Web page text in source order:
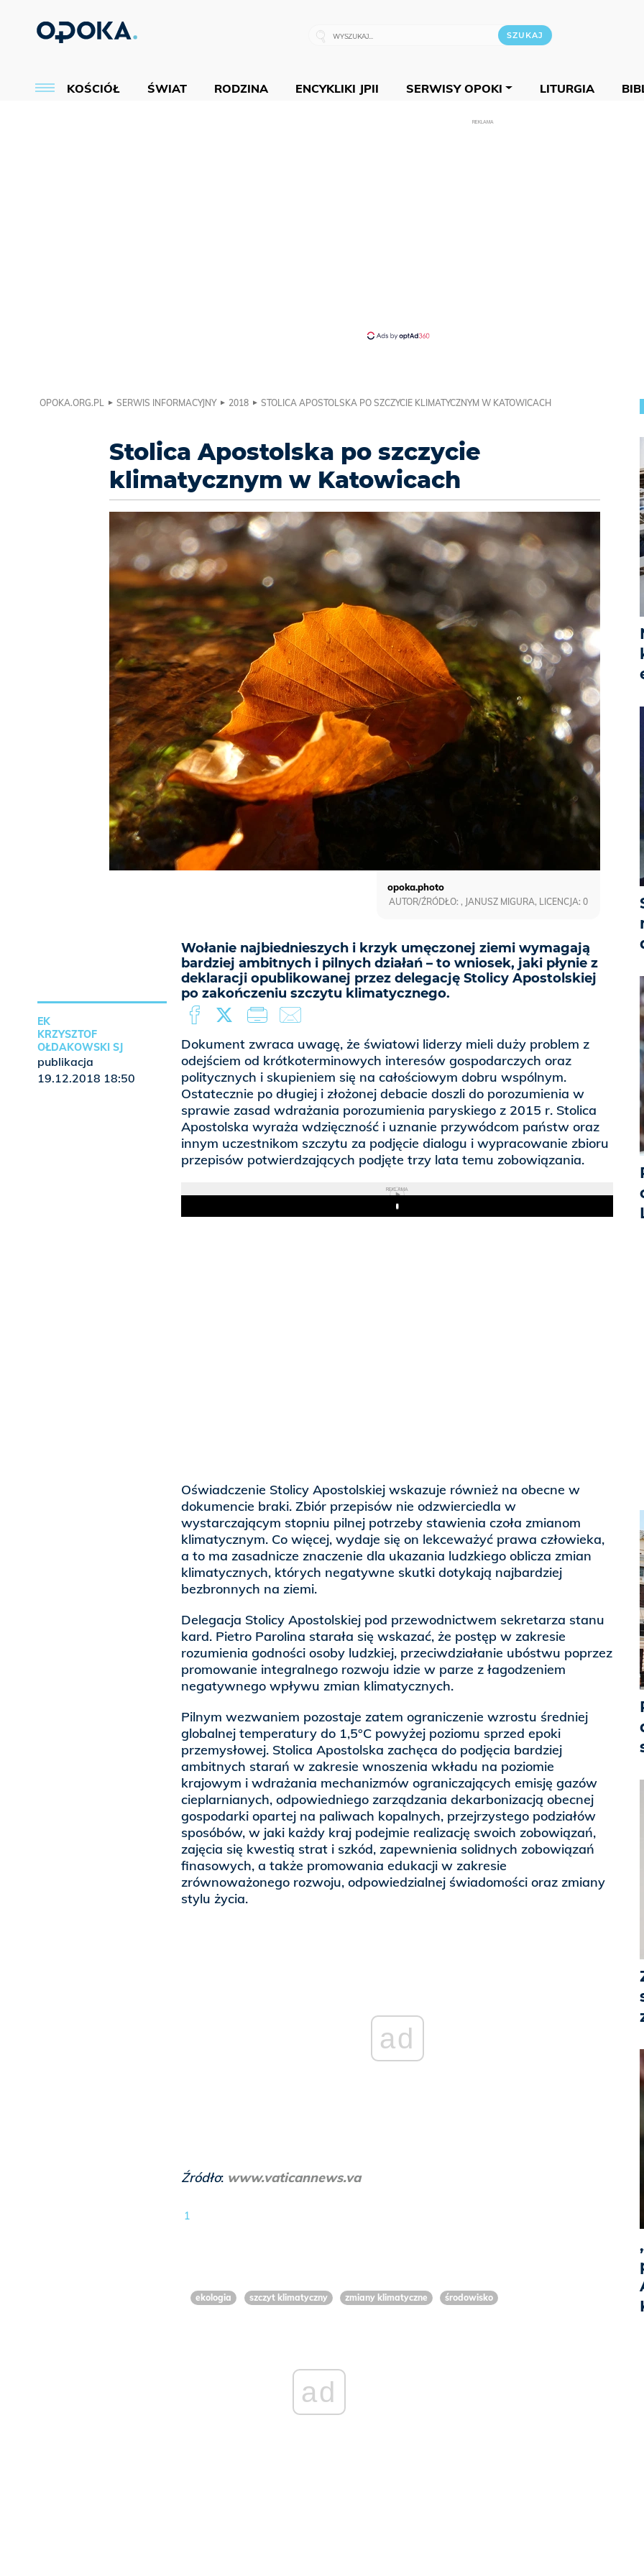
KOŚCIÓŁ ŚWIAT RODZINA ENCYKLIKI JPII SERWISY OPOKI LITURGIA
REKLAMA
OPOKA.ORG.PL SERWIS INFORMACYJNY 2018 STOLICA APOSTOLSKA PO SZCZYCIE KLIMATYCZNYM W KATOWICACH
Stolica Apostolska po szczycie
klimatycznym w Katowicach
Wołanie najbiednieszych i krzyk umęczonej ziemi wymagają
bardziej ambitnych i pilnych działań – to wniosek, jaki płynie z
deklaracji opublikowanej przez delegację Stolicy Apostolskiej
po zakończeniu szczytu klimatycznego.
opoka.photo
AUTOR/ŹRÓDŁO: , JANUSZ MIGURA, LICENCJA: 0
Dokument zwraca uwagę, że światowi liderzy mieli duży problem z
odejściem od krótkoterminowych interesów gospodarczych oraz
politycznych i skupieniem się na całościowym dobru wspólnym.
Ostatecznie po długiej i złożonej debacie doszli do porozumienia w
sprawie zasad wdrażania porozumienia paryskiego z 2015 r. Stolica
Apostolska wyraża wdzięczność i uznanie przywódcom państw oraz
innym uczestnikom szczytu za podjęcie dialogu i wypracowanie zbioru
przepisów potwierdzających podjęte trzy lata temu zobowiązania.
REKLAMA
Play
Oświadczenie Stolicy Apostolskiej wskazuje również na obecne w
dokumencie braki. Zbiór przepisów nie odzwierciedla w
wystarczającym stopniu pilnej potrzeby stawienia czoła zmianom
klimatycznym. Co więcej, wydaje się on lekceważyć prawa człowieka,
a to ma zasadnicze znaczenie dla ukazania ludzkiego oblicza zmian
klimatycznych, których negatywne skutki dotykają najbardziej
bezbronnych na ziemi.
Delegacja Stolicy Apostolskiej pod przewodnictwem sekretarza stanu
kard. Pietro Parolina starała się wskazać, że postęp w zakresie
rozumienia godności osoby ludzkiej, przeciwdziałanie ubóstwu poprzez
promowanie integralnego rozwoju idzie w parze z łagodzeniem
negatywnego wpływu zmian klimatycznych.
Pilnym wezwaniem pozostaje zatem ograniczenie wzrostu średniej
globalnej temperatury do 1,5°C powyżej poziomu sprzed epoki
przemysłowej. Stolica Apostolska zachęca do podjęcia bardziej
ambitnych starań w zakresie wnoszenia wkładu na poziomie
krajowym i wdrażania mechanizmów ograniczających emisję gazów
cieplarnianych, odpowiedniego zarządzania dekarbonizacją obecnej
gospodarki opartej na paliwach kopalnych, przejrzystego podziałów
sposóbów, w jaki każdy kraj podejmie realizację swoich zobowiązań,
zajęcia się kwestią strat i szkód, zapewnienia solidnych zobowiązań
finasowych, a także promowania edukacji w zakresie
zrównoważonego rozwoju, odpowiedzialnej świadomości oraz zmiany
stylu życia.
ad
Źródło: www.vaticannews.va
1
EK
KRZYSZTOF
OŁDAKOWSKI SJ
publikacja
19.12.2018 18:50
ekologia szczyt klimatyczny zmiany klimatyczne środowisko
ad